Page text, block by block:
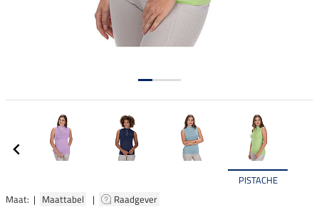
PISTACHE
Maat: | Maattabel | Raadgever